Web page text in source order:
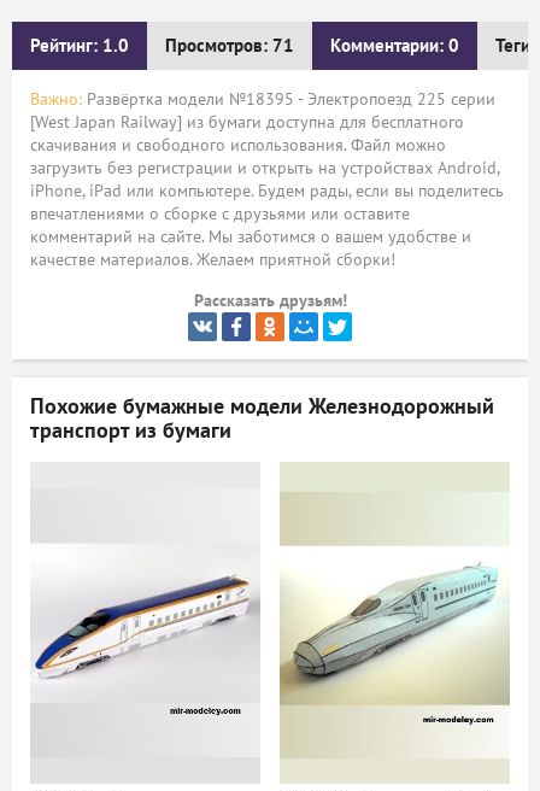
Рейтинг: 1.0 Просмотров: 71 Комментарии: 0 Теги:
Важно: Развёртка модели №18395 - Электропоезд 225 серии
[West Japan Railway] из бумаги доступна для бесплатного
скачивания и свободного использования. Файл можно
загрузить без регистрации и открыть на устройствах Android,
iPhone, iPad или компьютере. Будем рады, если вы поделитесь
впечатлениями о сборке с друзьями или оставите
комментарий на сайте. Мы заботимся о вашем удобстве и
качестве материалов. Желаем приятной сборки!
Рассказать друзьям!
Похожие бумажные модели Железнодорожный
транспорт из бумаги